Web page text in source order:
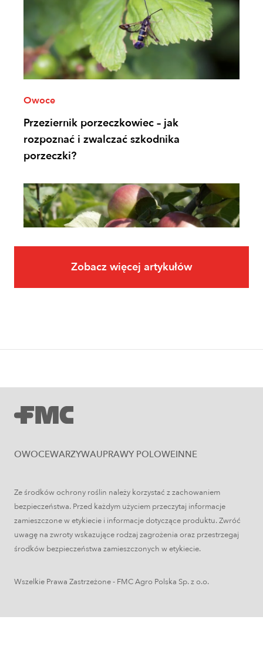
Owoce
Przeziernik porzeczkowiec – jak
rozpoznać i zwalczać szkodnika
porzeczki?
Uprawy polowe
Łokaś garbatek – jak rozpoznać
szkodnika i ograniczyć szkody w
zbożach?
Zobacz więcej artykułów
OWOCEWARZYWAUPRAWY POLOWEINNE
Ze środków ochrony roślin należy korzystać z zachowaniem
bezpieczeństwa. Przed każdym użyciem przeczytaj informacje
zamieszczone w etykiecie i informacje dotyczące produktu. Zwróć
uwagę na zwroty wskazujące rodzaj zagrożenia oraz przestrzegaj
środków bezpieczeństwa zamieszczonych w etykiecie.
Wszelkie Prawa Zastrzeżone - FMC Agro Polska Sp. z o.o.